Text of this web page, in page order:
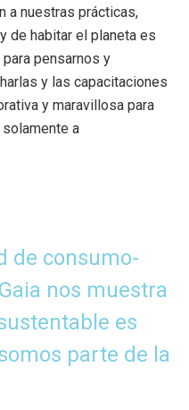
a nuestras prácticas,
de habitar el planeta es
pensarnos y
y las capacitaciones
y maravillosa para
a
de consumo-
nos muestra
es
parte de la